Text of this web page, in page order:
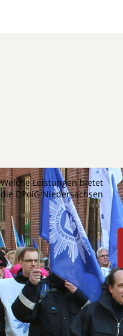
Welche Leistungen bietet
die DPolG Niedersachsen